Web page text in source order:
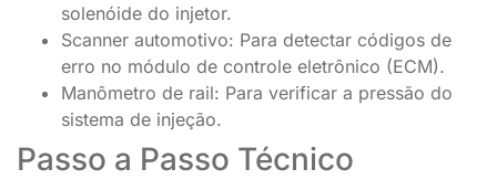
solenóide do injetor.
Scanner automotivo: Para detectar códigos de
erro no módulo de controle eletrônico (ECM).
Manômetro de rail: Para verificar a pressão do
sistema de injeção.
Passo a Passo Técnico